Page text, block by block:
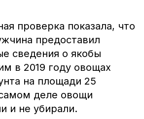
проверка показала, что
предоставил
сведения о якобы
в 2019 году овощах
на площади 25
деле овощи
и не убирали.